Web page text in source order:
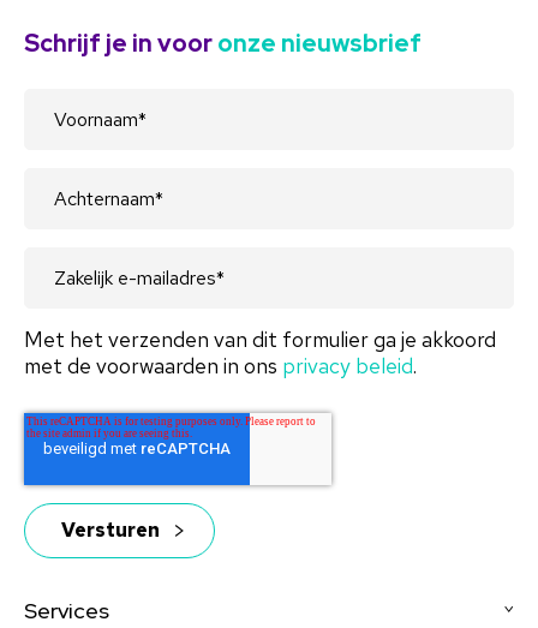
Schrijf je in vooronze nieuwsbrief
Met het verzenden van dit formulier ga je akkoord
met de voorwaarden in ons privacy beleid.
Services